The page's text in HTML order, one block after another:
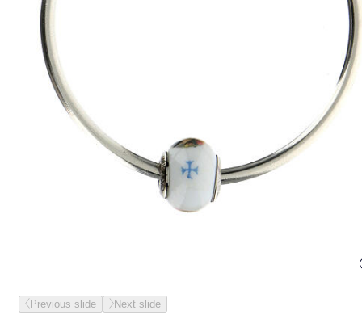
Previous slide Next slide